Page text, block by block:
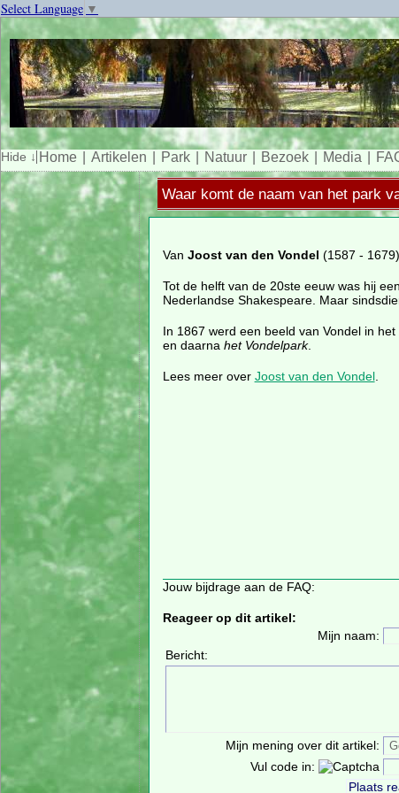
Select Language ▼
Home Artikelen Park Natuur Bezoek Media
Waar komt de naam van het park
Van Joost van den Vondel (1587 -
Tot de helft van de 20ste eeuw was hij
Nederlandse Shakespeare. Maar
In 1867 werd een beeld van Vondel in het
en daarna het Vondelpark.
Lees meer over Joost van den Vondel.
Jouw bijdrage aan de FAQ:
Reageer op dit artikel:
Mijn naam:
Bericht:
Mijn mening over dit artikel:
Vul code in: